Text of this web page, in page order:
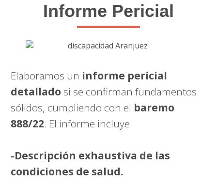
Informe Pericial
Elaboramos un informe pericial
detallado si se confirman fundamentos
sólidos, cumpliendo con el baremo
888/22. El informe incluye:
-Descripción exhaustiva de las
condiciones de salud.